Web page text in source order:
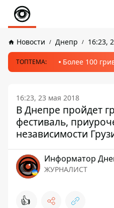
Новости Днепр 16:23,
ТОПТЕМА: Более 100
16:23, 23 мая 2018
В Днепре пройдет
фестиваль,
независимости
Информатор
ЖУРНАЛИСТ
👍